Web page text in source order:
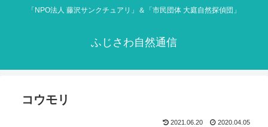
「NPO法人 藤沢サンクチュアリ」＆「市民団体 大庭自然探偵団」
ふじさわ自然通信
コウモリ
2021.06.20 2020.04.05